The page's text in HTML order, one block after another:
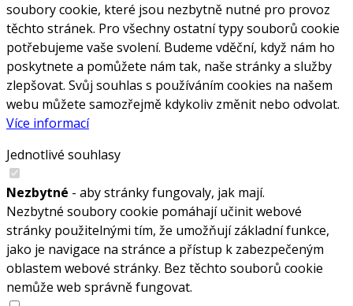
soubory cookie, které jsou nezbytně nutné pro provoz
těchto stránek. Pro všechny ostatní typy souborů cookie
potřebujeme vaše svolení. Budeme vděční, když nám ho
poskytnete a pomůžete nám tak, naše stránky a služby
zlepšovat. Svůj souhlas s používáním cookies na našem
webu můžete samozřejmě kdykoliv změnit nebo odvolat.
Více informací
Jednotlivé souhlasy
Nezbytné - aby stránky fungovaly, jak mají.
Nezbytné soubory cookie pomáhají učinit webové
stránky použitelnými tím, že umožňují základní funkce,
jako je navigace na stránce a přístup k zabezpečeným
oblastem webové stránky. Bez těchto souborů cookie
nemůže web správně fungovat.